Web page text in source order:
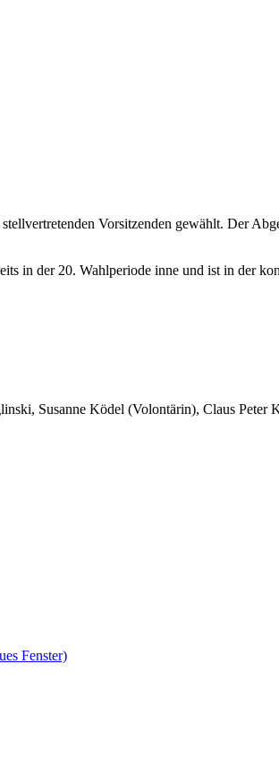
Vorsitzenden gewählt. Der
in der 20. Wahlperiode inne und ist in der
Susanne Ködel (Volontärin), Claus Peter
Fenster)